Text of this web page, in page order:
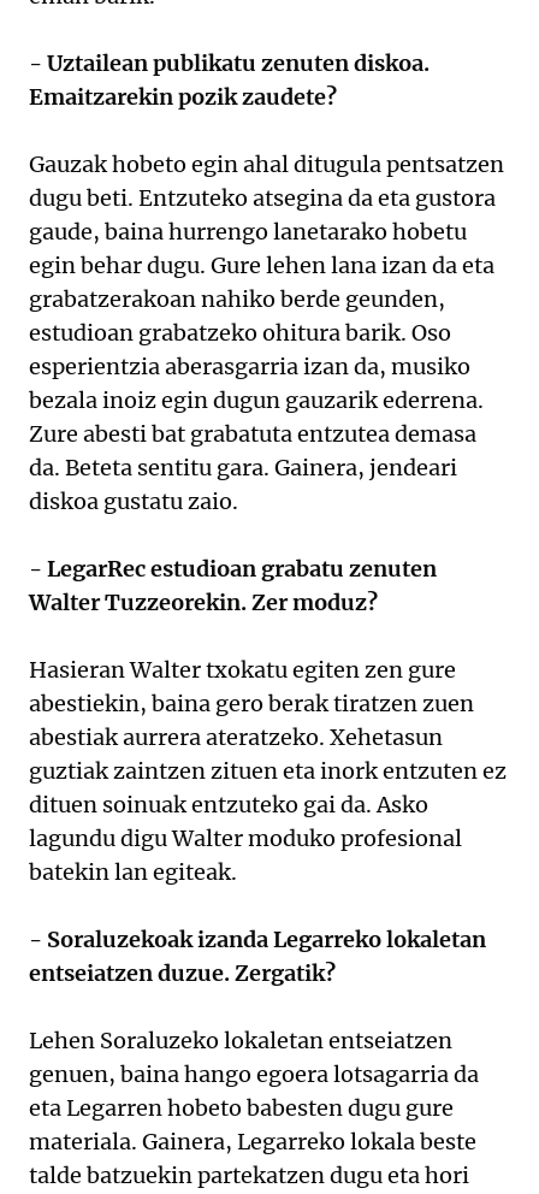
- Uztailean publikatu zenuten diskoa.
Emaitzarekin pozik zaudete?
Gauzak hobeto egin ahal ditugula pentsatzen
dugu beti. Entzuteko atsegina da eta gustora
gaude, baina hurrengo lanetarako hobetu
egin behar dugu. Gure lehen lana izan da eta
grabatzerakoan nahiko berde geunden,
estudioan grabatzeko ohitura barik. Oso
esperientzia aberasgarria izan da, musiko
bezala inoiz egin dugun gauzarik ederrena.
Zure abesti bat grabatuta entzutea demasa
da. Beteta sentitu gara. Gainera, jendeari
diskoa gustatu zaio.
- LegarRec estudioan grabatu zenuten
Walter Tuzzeorekin. Zer moduz?
Hasieran Walter txokatu egiten zen gure
abestiekin, baina gero berak tiratzen zuen
abestiak aurrera ateratzeko. Xehetasun
guztiak zaintzen zituen eta inork entzuten ez
dituen soinuak entzuteko gai da. Asko
lagundu digu Walter moduko profesional
batekin lan egiteak.
- Soraluzekoak izanda Legarreko lokaletan
entseiatzen duzue. Zergatik?
Lehen Soraluzeko lokaletan entseiatzen
genuen, baina hango egoera lotsagarria da
eta Legarren hobeto babesten dugu gure
materiala. Gainera, Legarreko lokala beste
talde batzuekin partekatzen dugu eta hori